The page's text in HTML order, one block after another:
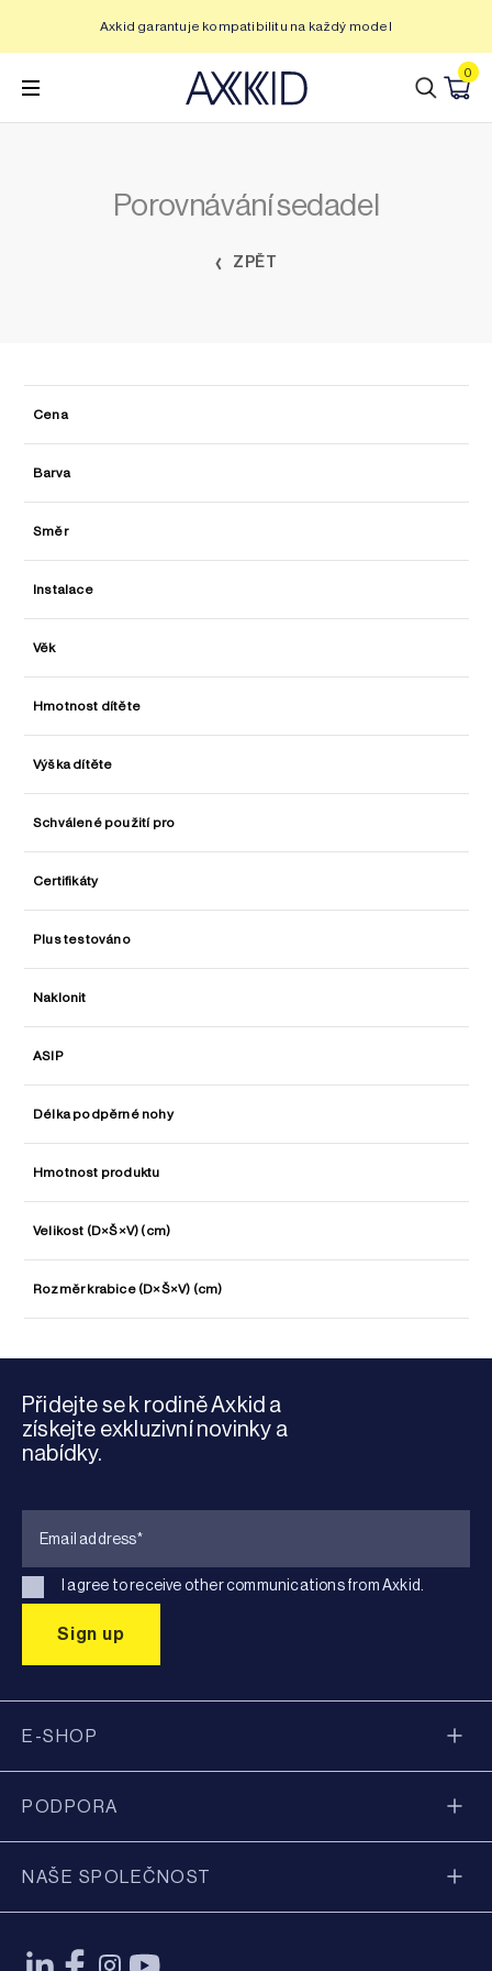
obsah
Axkid garantuje kompatibilitu na každý model
0
Porovnávání sedadel
ZPĚT
Cena
Barva
Směr
Instalace
Věk
Hmotnost dítěte
Výška dítěte
Schválené použití pro
Certifikáty
Plus testováno
Naklonit
ASIP
Délka podpěrné nohy
Hmotnost produktu
Velikost (D×Š×V) (cm)
Rozměr krabice (D×Š×V) (cm)
Přidejte se k rodině Axkid a
získejte exkluzivní novinky a
nabídky.
I agree to receive other communications from Axkid.
E-SHOP
PODPORA
NAŠE SPOLEČNOST